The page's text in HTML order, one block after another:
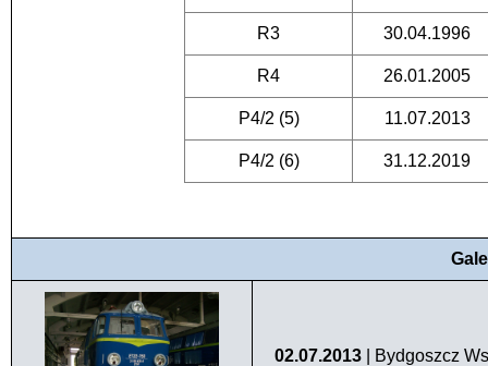
R3 30.04.1996
R4 26.01.2005
P4/2 (5) 11.07.2013
P4/2 (6) 31.12.2019
02.07.2013 | Bydgoszcz